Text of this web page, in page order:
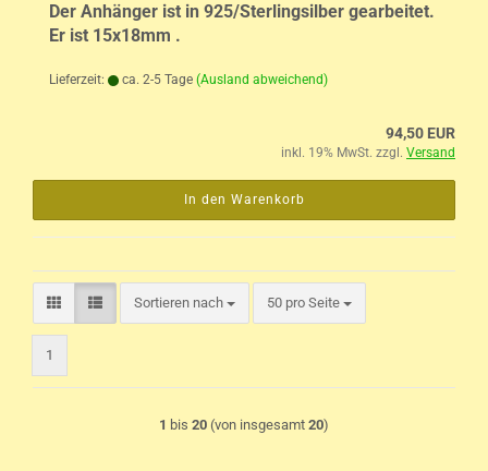
Der Anhänger ist in 925/Sterlingsilber gearbeitet.
Er ist 15x18mm .
Lieferzeit: ca. 2-5 Tage (Ausland abweichend)
94,50 EUR
inkl. 19% MwSt. zzgl. Versand
In den Warenkorb
Sortieren nach 50 pro Seite
pro Seite
1
1 bis 20 (von insgesamt 20)